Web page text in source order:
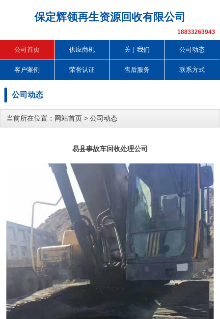
保定辉领再生资源回收有限公司
18833263943
公司首页 供应商机 关于我们 公司动态
客户案例 荣誉认证 售后服务 联系方式
公司动态
当前所在位置： 网站首页 > 公司动态
易县事故车回收处理公司